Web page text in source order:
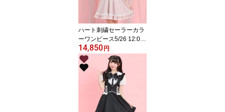
ハート刺繍セーラーカラ
ーワンピース5/26 12:00
販売スタートsecrethone
y シークレットハニ
ー シーハニ 量産型
地雷系 かわいい 双子
コーデ 参戦服 レディ
ース ガーリー ワン
ピ 半袖 ピンク 黒
14,850円